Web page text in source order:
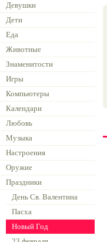
Девушки
Дети
Еда
Животные
Знаменитости
Игры
Компьютеры
Календари
Любовь
Музыка
Настроения
Оружие
Праздники
День Св. Валентина
Пасха
Новый Год